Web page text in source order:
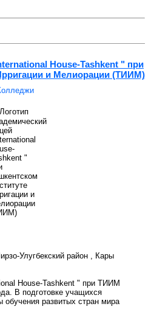
House-Tashkent " при
и Мелиорации (ТИИМ)
Улугбекский район , Кары
House-Tashkent " при ТИИМ
В подготовке учащихся
развитых стран мира